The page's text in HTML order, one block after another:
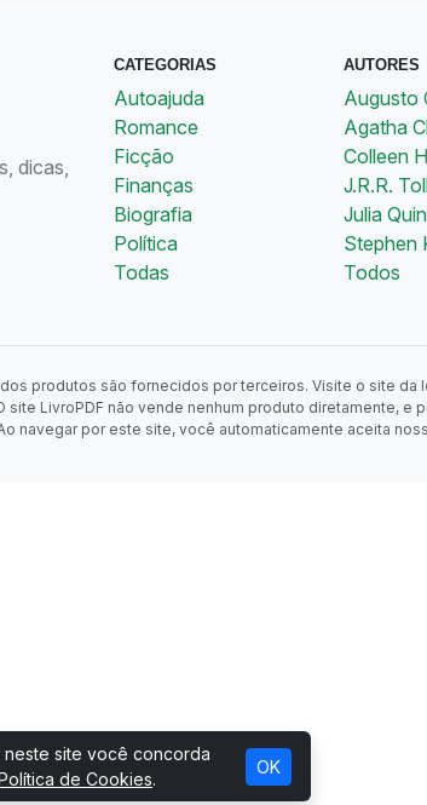
dicas,
CATEGORIAS
Autoajuda
Romance
Ficção
Finanças
Biografia
Política
Todas
AUTORES
Augusto
Agatha
Colleen
J.R.R.
Julia
Stephen
Todos
produtos são fornecidos por terceiros. Visite o site da
site LivroPDF não vende nenhum produto diretamente,
navegar por este site, você automaticamente aceita
neste site você concorda
de Cookies.
OK